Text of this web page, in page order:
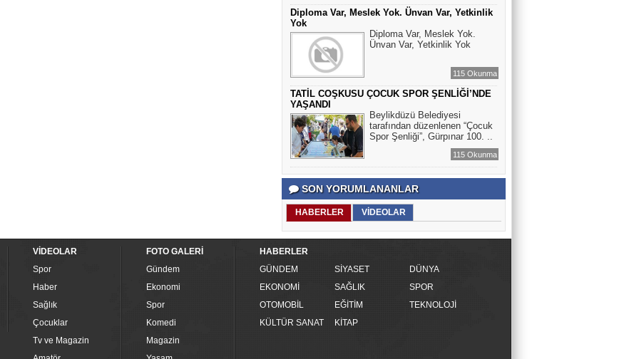
Diploma Var, Meslek Yok. Ünvan Var, Yetkinlik
Yok
Diploma Var, Meslek Yok.
Ünvan Var, Yetkinlik Yok
115 Okunma
TATİL COŞKUSU ÇOCUK SPOR ŞENLİĞİ’NDE
YAŞANDI
Beylikdüzü Belediyesi
tarafından düzenlenen “Çocuk
Spor Şenliği”, Gürpınar 100. ..
115 Okunma
SON YORUMLANANLAR
HABERLER VİDEOLAR
VİDEOLAR
Spor
Haber
Sağlık
Çocuklar
Tv ve Magazin
FOTO GALERİ
Gündem
Ekonomi
Spor
Komedi
Magazin
HABERLER
GÜNDEM
SİYASET
DÜNYA
EKONOMİ
SAĞLIK
SPOR
OTOMOBİL
EĞİTİM
TEKNOLOJİ
KÜLTÜR SANAT
KİTAP